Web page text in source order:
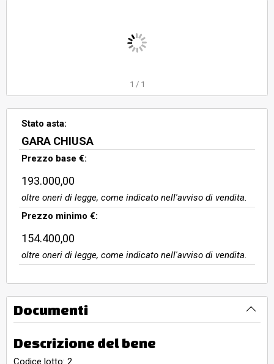
1 / 1
Stato asta:
GARA CHIUSA
Prezzo base €:
193.000,00
oltre oneri di legge, come indicato nell'avviso di vendita.
Prezzo minimo €:
154.400,00
oltre oneri di legge, come indicato nell'avviso di vendita.
Documenti
Descrizione del bene
Codice lotto: 2